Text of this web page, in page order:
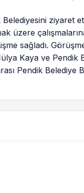
ziyaret
üzere
sağladı.
Kaya ve
Pendik Belediye